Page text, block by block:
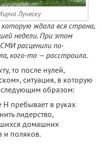
Луческу
ждала вся страна,
недели. При этом
расценили по-
кого-то — расстроила.
то после нулей,
ситуация, в которую
образом:
Н пребывает в руках
лидерство,
домашних
и поляков.